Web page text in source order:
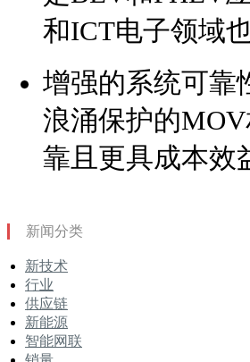
和ICT电子领域
增强的系统可靠
浪涌保护的
靠且更具成本效
新闻分类
新技术
行业
供应链
新能源
智能网联